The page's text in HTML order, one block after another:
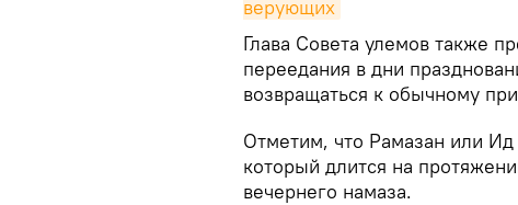
верующих
Глава Совета улемов также
переедания в дни
возвращаться к обычному
Отметим, что Рамазан или
который длится на
вечернего намаза.